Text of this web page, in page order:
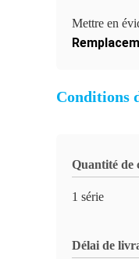
Mettre en
Conditions
Quantité de
1 série
Délai de